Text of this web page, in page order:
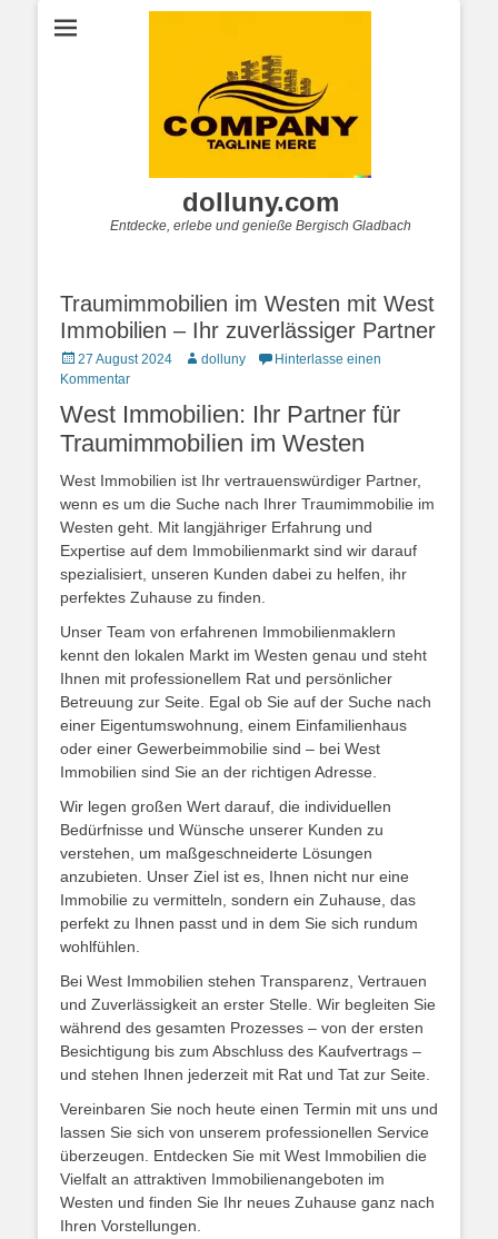
dolluny.com
Entdecke, erlebe und genieße Bergisch Gladbach
Traumimmobilien im Westen mit West
Immobilien – Ihr zuverlässiger Partner
Posted
on
27 August 2024 Autordolluny
Hinterlasse einen
Kommentar
West Immobilien: Ihr Partner für
Traumimmobilien im Westen
West Immobilien ist Ihr vertrauenswürdiger Partner,
wenn es um die Suche nach Ihrer Traumimmobilie im
Westen geht. Mit langjähriger Erfahrung und
Expertise auf dem Immobilienmarkt sind wir darauf
spezialisiert, unseren Kunden dabei zu helfen, ihr
perfektes Zuhause zu finden.
Unser Team von erfahrenen Immobilienmaklern
kennt den lokalen Markt im Westen genau und steht
Ihnen mit professionellem Rat und persönlicher
Betreuung zur Seite. Egal ob Sie auf der Suche nach
einer Eigentumswohnung, einem Einfamilienhaus
oder einer Gewerbeimmobilie sind – bei West
Immobilien sind Sie an der richtigen Adresse.
Wir legen großen Wert darauf, die individuellen
Bedürfnisse und Wünsche unserer Kunden zu
verstehen, um maßgeschneiderte Lösungen
anzubieten. Unser Ziel ist es, Ihnen nicht nur eine
Immobilie zu vermitteln, sondern ein Zuhause, das
perfekt zu Ihnen passt und in dem Sie sich rundum
wohlfühlen.
Bei West Immobilien stehen Transparenz, Vertrauen
und Zuverlässigkeit an erster Stelle. Wir begleiten Sie
während des gesamten Prozesses – von der ersten
Besichtigung bis zum Abschluss des Kaufvertrags –
und stehen Ihnen jederzeit mit Rat und Tat zur Seite.
Vereinbaren Sie noch heute einen Termin mit uns und
lassen Sie sich von unserem professionellen Service
überzeugen. Entdecken Sie mit West Immobilien die
Vielfalt an attraktiven Immobilienangeboten im
Westen und finden Sie Ihr neues Zuhause ganz nach
Ihren Vorstellungen.